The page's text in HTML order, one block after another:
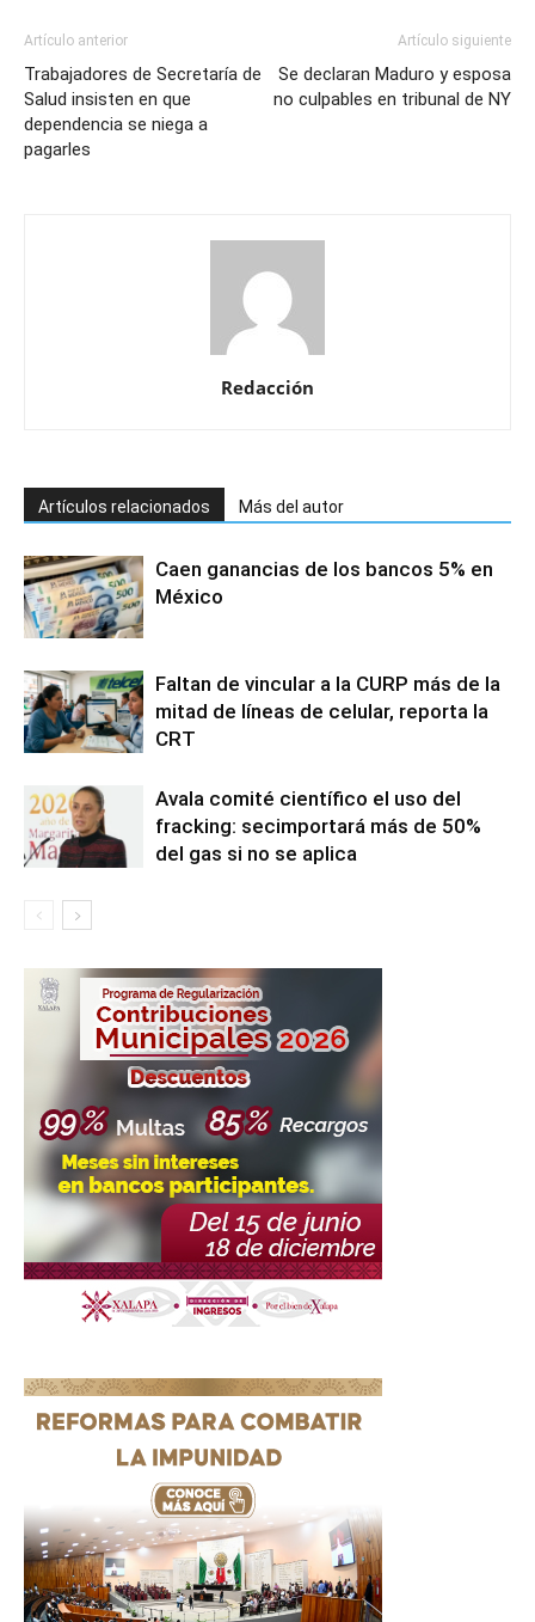
Artículo anterior
Trabajadores de Secretaría de
Salud insisten en que
dependencia se niega a
pagarles
Artículo siguiente
Se declaran Maduro y esposa
no culpables en tribunal de NY
Redacción
Artículos relacionados Más del autor
Caen ganancias de los bancos 5% en
México
Faltan de vincular a la CURP más de la
mitad de líneas de celular, reporta la
CRT
Avala comité científico el uso del
fracking: secimportará más de 50%
del gas si no se aplica